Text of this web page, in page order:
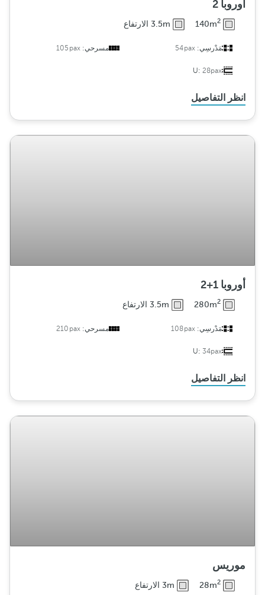
أوروبا 2
140m2 3.5m الارتفاع
مَدْرسِي:54pax مسرحي:105pax
U: 28pax
انظر التفاصيل
أوروبا 1+2
280m2 3.5m الارتفاع
مَدْرسِي:108pax مسرحي:210pax
U: 34pax
انظر التفاصيل
موريس
28m2 3m الارتفاع